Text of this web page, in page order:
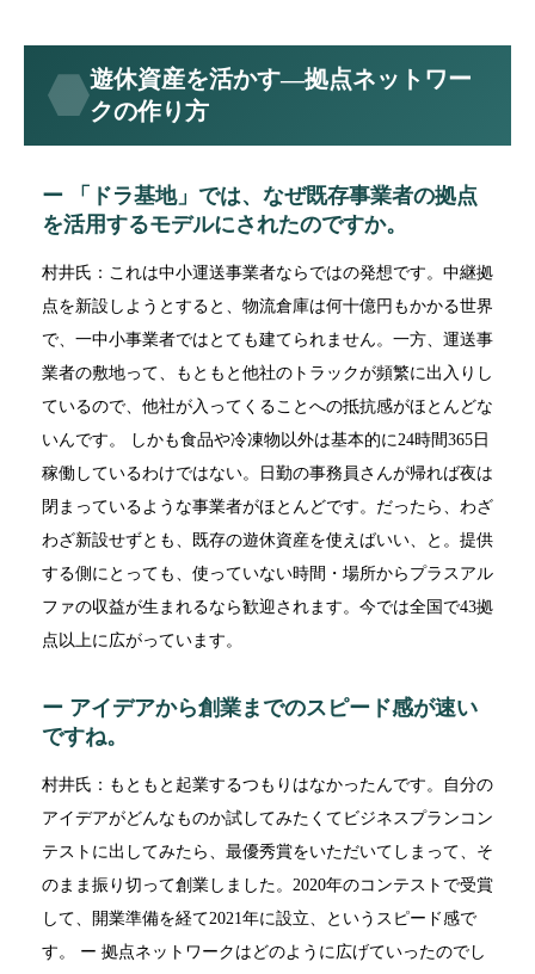
遊休資産を活かす—拠点ネットワー
クの作り方
ー 「ドラ基地」では、なぜ既存事業者の拠点
を活用するモデルにされたのですか。
村井氏：これは中小運送事業者ならではの発想です。中継拠
点を新設しようとすると、物流倉庫は何十億円もかかる世界
で、一中小事業者ではとても建てられません。一方、運送事
業者の敷地って、もともと他社のトラックが頻繁に出入りし
ているので、他社が入ってくることへの抵抗感がほとんどな
いんです。 しかも食品や冷凍物以外は基本的に24時間365日
稼働しているわけではない。日勤の事務員さんが帰れば夜は
閉まっているような事業者がほとんどです。だったら、わざ
わざ新設せずとも、既存の遊休資産を使えばいい、と。提供
する側にとっても、使っていない時間・場所からプラスアル
ファの収益が生まれるなら歓迎されます。今では全国で43拠
点以上に広がっています。
ー アイデアから創業までのスピード感が速い
ですね。
村井氏：もともと起業するつもりはなかったんです。自分の
アイデアがどんなものか試してみたくてビジネスプランコン
テストに出してみたら、最優秀賞をいただいてしまって、そ
のまま振り切って創業しました。2020年のコンテストで受賞
して、開業準備を経て2021年に設立、というスピード感で
す。 ー 拠点ネットワークはどのように広げていったのでし